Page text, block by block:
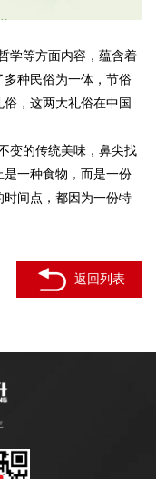
学等方面内容，蕴含着
种民俗为一体，节俗
，这两大礼俗在中国
变的传统美味，鼻尖找
一种食物，而是一份
间点，都因为一份特
返回列表